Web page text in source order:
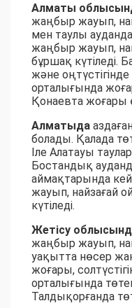
Алматы
жаңбыр жауып,
мен таулы
жаңбыр жауып,
бұршақ күтіледі.
және
орталығында
Қонаевта жоғары
Алматыда
болады. Қалада
Іле Алатауы
Бостандық
аймақтарында
жауып, найзағай
күтіледі.
Жетісу
жаңбыр жауып,
уақытта нөсер
жоғары,
орталығында
Талдықорғанда